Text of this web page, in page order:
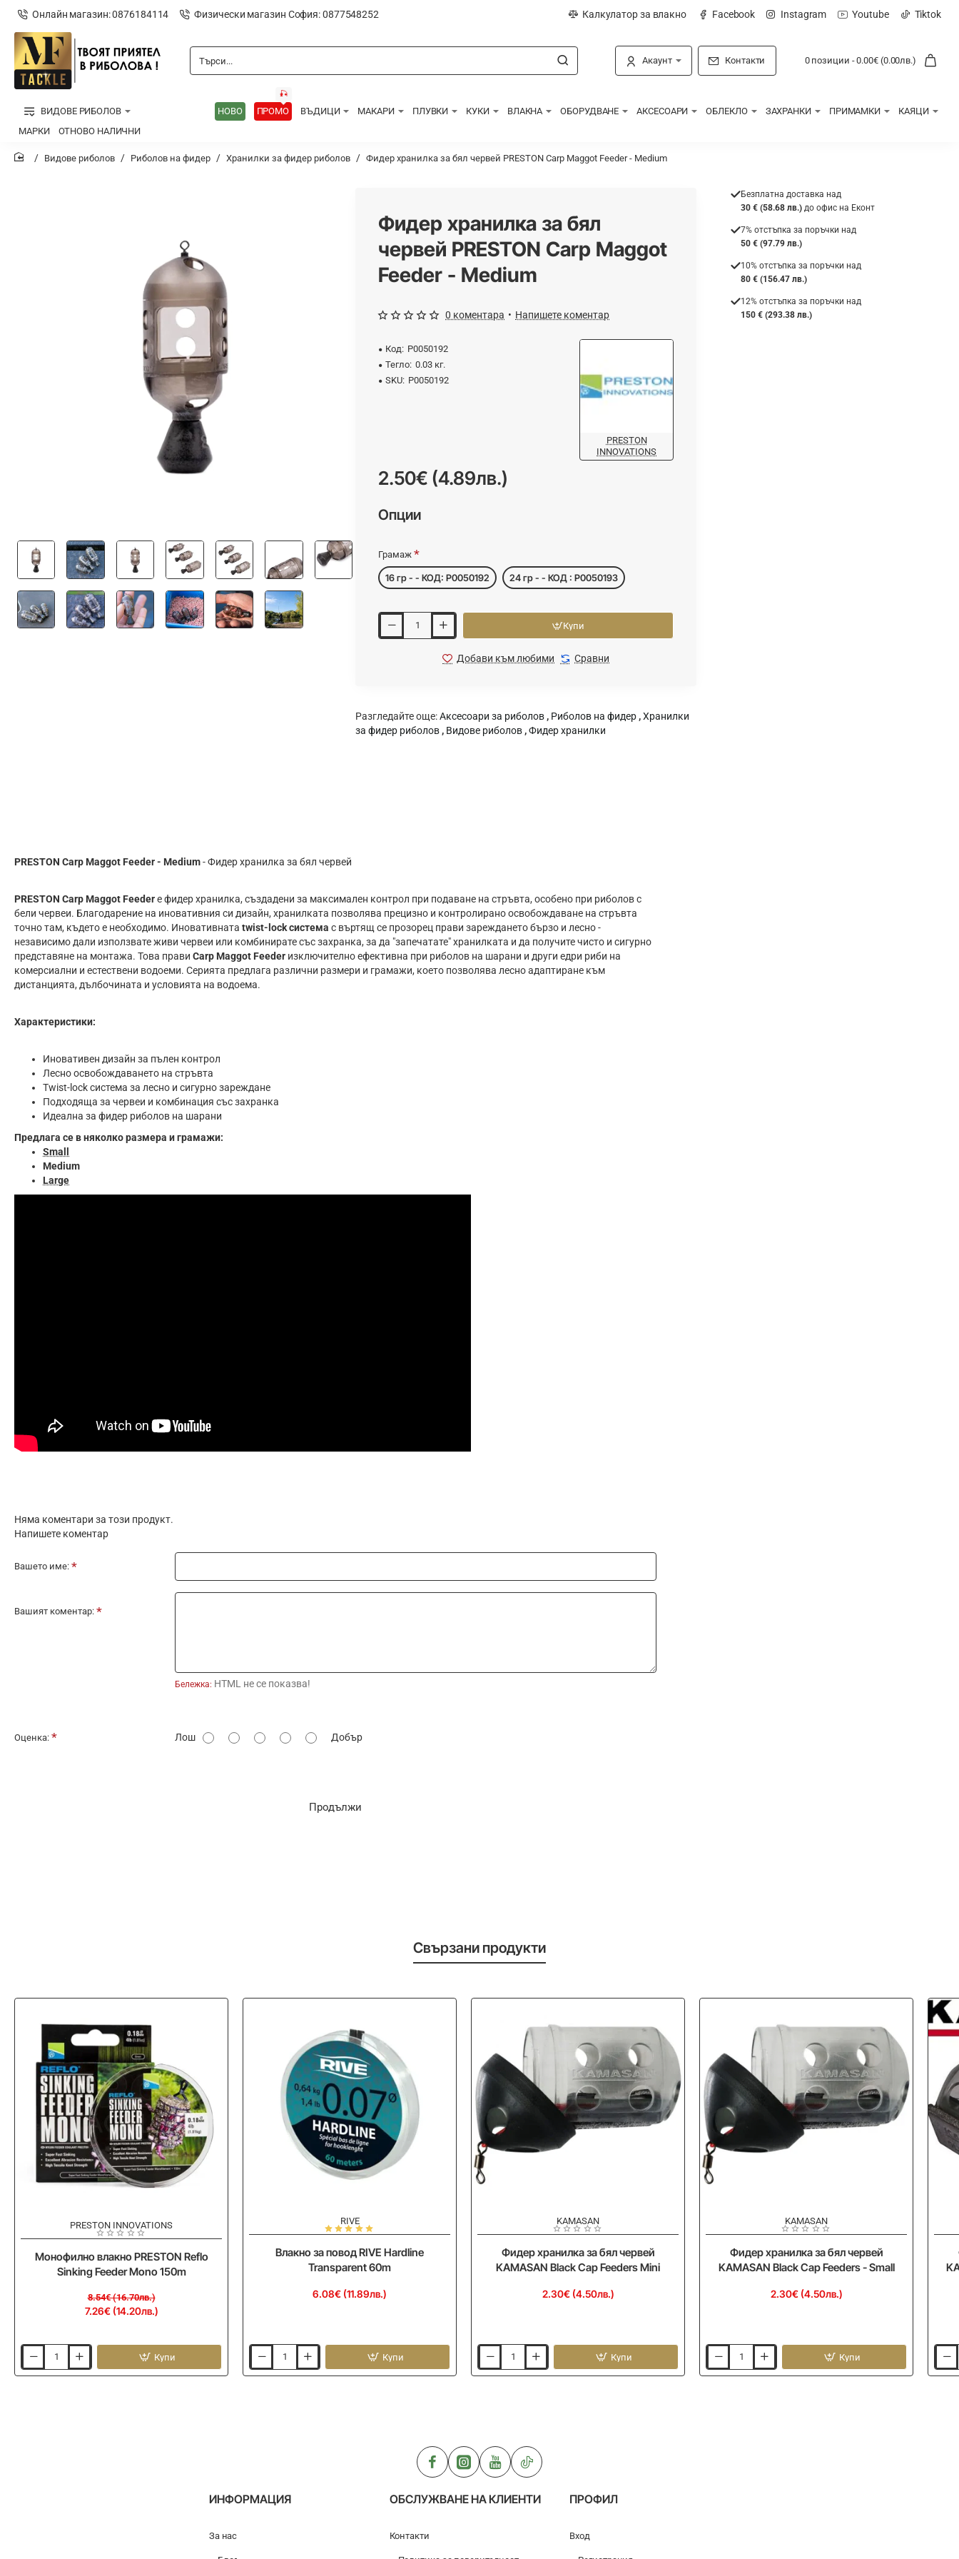
Онлайн магазин: 0876184114 Физически магазин София: 0877548252 Калкулатор за влакно Facebook Instagram Youtube Tiktok
Търси... Акаунт Контакти 0 позиции - 0.00€ (0.00лв.)
ВИДОВЕ РИБОЛОВ НОВО ПРОМО
🎣
ВЪДИЦИ МАКАРИ ПЛУВКИ КУКИ ВЛАКНА ОБОРУДВАНЕ АКСЕСОАРИ ОБЛЕКЛО ЗАХРАНКИ ПРИМАМКИ
КАЯЦИ
МАРКИ
ОТНОВО НАЛИЧНИ
Видове риболов Риболов на фидер Хранилки за фидер риболов Фидер хранилка за бял червей PRESTON Carp Maggot Feeder - Medium
Фидер хранилка за бял
червей PRESTON Carp Maggot
Feeder - Medium
Код: P0050192
Тегло: 0.03 кг.
SKU: P0050192
PRESTON
INNOVATIONS
0 коментара • Напишете коментар
2.50€ (4.89лв.)
Опции
Грамаж
16 гр - - КОД: P0050192 24 гр - - КОД : P0050193
Купи
Добави към любими Сравни
Разгледайте още:Аксесоари за риболов , Риболов на фидер ,Хранилки
за фидер риболов , Видове риболов ,Фидер хранилки
PRESTON Carp Maggot Feeder - Medium- Фидер хранилка за бял червей
PRESTON Carp Maggot Feederе фидер хранилка, създадени за максимален контрол при подаване на стръвта, особено при риболов с
бели червеи. Благодарение на иновативния си дизайн, хранилката позволява прецизно и контролирано освобождаване на стръвта
точно там, където е необходимо. Иновативната twist-lock система с въртящ се прозорец прави зареждането бързо и лесно -
независимо дали използвате живи червеи или комбинирате със захранка, за да "запечатате" хранилката и да получите чисто и сигурно
представяне на монтажа. Това прави Carp Maggot Feeder изключително ефективна при риболов на шарани и други едри риби на
комерсиални и естествени водоеми. Серията предлага различни размери и грамажи, което позволява лесно адаптиране към
дистанцията, дълбочината и условията на водоема.
Характеристики:
Иновативен дизайн за пълен контрол
Лесно освобождаването на стръвта
Twist-lock система за лесно и сигурно зареждане
Подходяща за червеи и комбинация със захранка
Идеална за фидер риболов на шарани
Предлага се в няколко размера и грамажи:
Small
Medium
Large
Няма коментари за този продукт.
Напишете коментар
Вашето име:
Вашият коментар:
Бележка: HTML не се показва!
О
Оценка: Лош Добър
Продължи
Безплатна доставка над
30 € (58.68 лв.) до офис на Еконт
7% отстъпка за поръчки над
50 € (97.79 лв.)
10% отстъпка за поръчки над
80 € (156.47 лв.)
12% отстъпка за поръчки над
150 € (293.38 лв.)
Свързани продукти
PRESTON INNOVATIONS
Монофилно влакно PRESTON Reflo
Sinking Feeder Mono 150m
7.26€ (14.20лв.)
8.54€ (16.70лв.)
Монофилно
влакно
Купи
RIVE
Влакно за повод RIVE Hardline
Transparent 60m
6.08€ (11.89лв.)
за
Купи
KAMASAN
Фидер хранилка за бял червей
KAMASAN Black Cap Feeders Mini
2.30€ (4.50лв.)
хранилка
Feeders
Mini
Купи
KAMASAN
Фидер хранилка за бял червей
KAMASAN Black Cap Feeders - Small
2.30€ (4.50лв.)
хранилка
Купи
ИНФОРМАЦИЯ
За нас
ОБСЛУЖВАНЕ НА КЛИЕНТИ
Контакти
ПРОФИЛ
Вход